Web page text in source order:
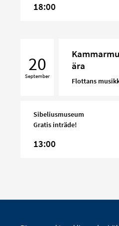
18:00
Åbodagen
ära
20
September
ära
Flottans
Sibeliusmuseum
Gratis inträde!
13:00